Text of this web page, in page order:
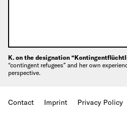
K. on the designation
“contingent refugees” and her own
perspective.
Contact Imprint Privacy Policy